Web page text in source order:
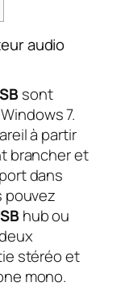
audio
sont
7.
à partir
brancher et
port dans
pouvez
hub ou
stéréo et
mono.